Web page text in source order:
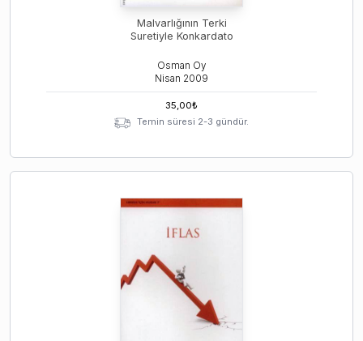
Malvarlığının Terki
Suretiyle Konkardato
Osman Oy
Nisan 2009
35,00₺
Temin süresi 2-3 gündür.